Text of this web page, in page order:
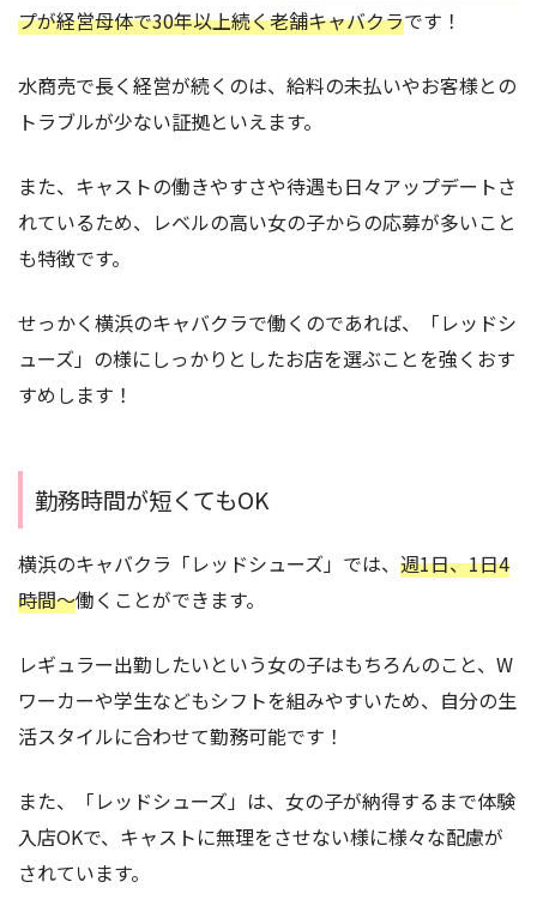
プが経営母体で30年以上続く老舗キャバクラです！
水商売で長く経営が続くのは、給料の未払いやお客様との
トラブルが少ない証拠といえます。
また、キャストの働きやすさや待遇も日々アップデートさ
れているため、レベルの高い女の子からの応募が多いこと
も特徴です。
せっかく横浜のキャバクラで働くのであれば、「レッドシ
ューズ」の様にしっかりとしたお店を選ぶことを強くおす
すめします！
勤務時間が短くてもOK
横浜のキャバクラ「レッドシューズ」では、 週1日、1日4
時間〜働くことができます。
レギュラー出勤したいという女の子はもちろんのこと、W
ワーカーや学生などもシフトを組みやすいため、自分の生
活スタイルに合わせて勤務可能です！
また、「レッドシューズ」は、女の子が納得するまで体験
入店OKで、キャストに無理をさせない様に様々な配慮が
されています。